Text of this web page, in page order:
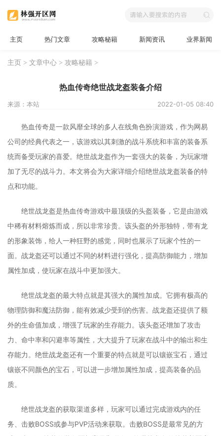
主页 热门文章 攻略秘籍 新闻资讯 业界新闻
主页 > 文章中心 > 攻略秘籍 >
热血传奇绝世战龙盔装备介绍
来源：本站 2022-01-05 08:40
热血传奇是一款风靡全球的多人在线角色扮演游戏，作为网易
公司的经典代表之一，该游戏以其刺激的战斗系统和丰富的装备系
统而备受玩家的喜爱。绝世战龙盔作为一套强大的装备，为玩家增
加了无尽的战斗力。本文将会为大家详细介绍绝世战龙盔装备的特
点和功能。
绝世战龙盔是热血传奇游戏中最顶级的头盔装备，它是由游戏
中稀有材料熔炼而成，所以非常珍贵。该头盔的外形独特，带有龙
的形象装饰，给人一种狂野的感觉，同时也展示了玩家个性的一
面。战龙盔还可以通过不同的材料进行强化，提高防御能力，增加
属性加成，使玩家在战斗中更加强大。
绝世战龙盔的最大特点就是其强大的属性加成。它拥有极高的
物理防御和魔法防御，能有效减少受到的伤害。战龙盔还提供了额
外的生命值加成，增强了玩家的生存能力。该头盔还增加了攻击
力、命中率和闪避率等属性，大大提升了玩家在战斗中的输出和生
存能力。绝世战龙盔还有一个重要的特点就是可以镶嵌宝石，通过
镶嵌不同颜色的宝石，可以进一步增加属性加成，提高装备的品
质。
绝世战龙盔的获取渠道多样，玩家可以通过完成游戏内的任
务、击败BOSS或参与PVP活动来获取。击败BOSS是最常见的方